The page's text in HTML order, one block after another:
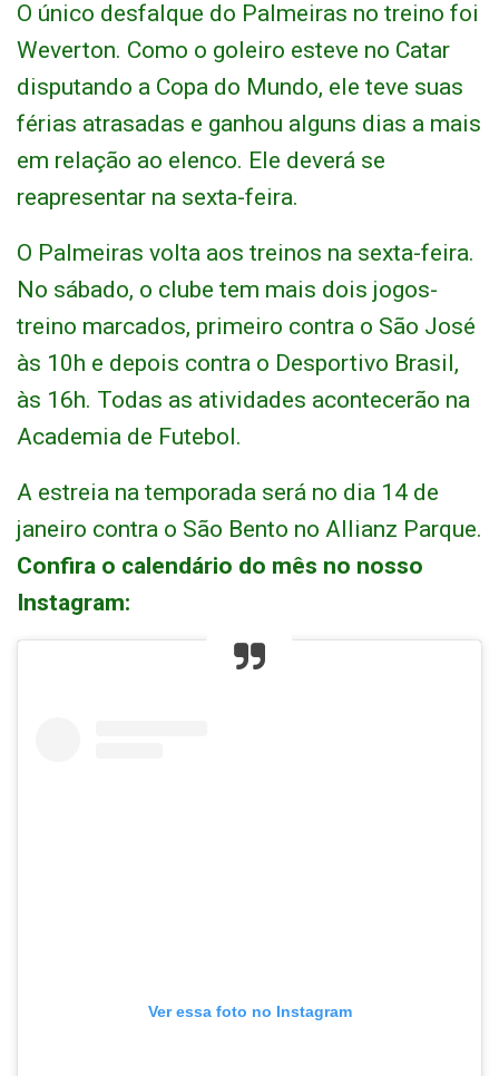
O único desfalque do Palmeiras no treino foi
Weverton. Como o goleiro esteve no Catar
disputando a Copa do Mundo, ele teve suas
férias atrasadas e ganhou alguns dias a mais
em relação ao elenco. Ele deverá se
reapresentar na sexta-feira.
O Palmeiras volta aos treinos na sexta-feira.
No sábado, o clube tem mais dois jogos-
treino marcados, primeiro contra o São José
às 10h e depois contra o Desportivo Brasil,
às 16h. Todas as atividades acontecerão na
Academia de Futebol.
A estreia na temporada será no dia 14 de
janeiro contra o São Bento no Allianz Parque.
Confira o calendário do mês no nosso
Instagram:
Ver essa foto no Instagram